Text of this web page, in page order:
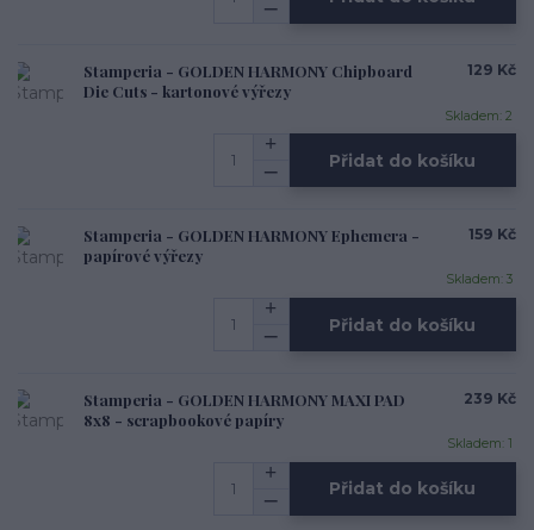
Stamperia - GOLDEN HARMONY Chipboard
Die Cuts - kartonové výřezy
129 Kč
Skladem: 2
Přidat do košíku
Stamperia - GOLDEN HARMONY Ephemera -
papírové výřezy
159 Kč
Skladem: 3
Přidat do košíku
Stamperia - GOLDEN HARMONY MAXI PAD
8x8 - scrapbookové papíry
239 Kč
Skladem: 1
Přidat do košíku